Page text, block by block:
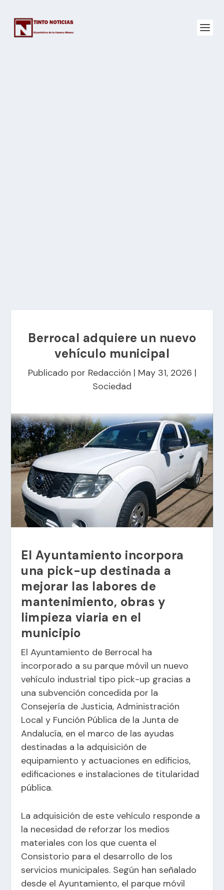
Berrocal adquiere un nuevo
vehículo municipal
Publicado por Redacción | May 31, 2026 |
Sociedad
El Ayuntamiento incorpora
una pick-up destinada a
mejorar las labores de
mantenimiento, obras y
limpieza viaria en el
municipio
El Ayuntamiento de Berrocal ha
incorporado a su parque móvil un nuevo
vehículo industrial tipo pick-up gracias a
una subvención concedida por la
Consejería de Justicia, Administración
Local y Función Pública de la Junta de
Andalucía, en el marco de las ayudas
destinadas a la adquisición de
equipamiento y actuaciones en edificios,
edificaciones e instalaciones de titularidad
pública.
La adquisición de este vehículo responde a
la necesidad de reforzar los medios
materiales con los que cuenta el
Consistorio para el desarrollo de los
servicios municipales. Según han señalado
desde el Ayuntamiento, el parque móvil